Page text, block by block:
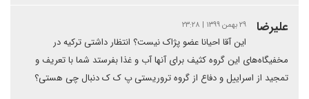
علیرضا ۲۹ بهمن ۱۳۹۹ | ۲۳:۲۸
این آقا احیانا عضو پژاک نیست؟ انتظار داشتی ترکیه در
مخفیگاه‌های این گروه کثیف برای آنها آب و غذا بفرستد شما با تعریف و
تمجید از اسراییل و دفاع از گروه تروریستی پ ک ک دنبال چی هستی؟